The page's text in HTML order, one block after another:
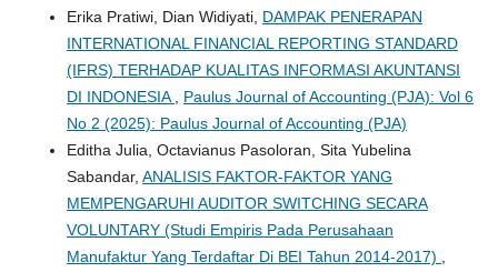
Erika Pratiwi, Dian Widiyati, DAMPAK PENERAPAN
INTERNATIONAL FINANCIAL REPORTING STANDARD
(IFRS) TERHADAP KUALITAS INFORMASI AKUNTANSI
DI INDONESIA
Paulus Journal of Accounting (PJA): Vol 6
No 2 (2025): Paulus Journal of Accounting (PJA)
Editha Julia, Octavianus Pasoloran, Sita Yubelina
Sabandar, ANALISIS FAKTOR-FAKTOR YANG
MEMPENGARUHI AUDITOR SWITCHING SECARA
VOLUNTARY (Studi Empiris Pada Perusahaan
Manufaktur Yang Terdaftar Di BEI Tahun 2014-2017)